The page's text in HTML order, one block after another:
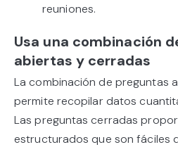
reuniones.
Usa una combinación
abiertas y cerradas
La combinación de preguntas
permite recopilar datos
Las preguntas cerradas
estructurados que son fáciles